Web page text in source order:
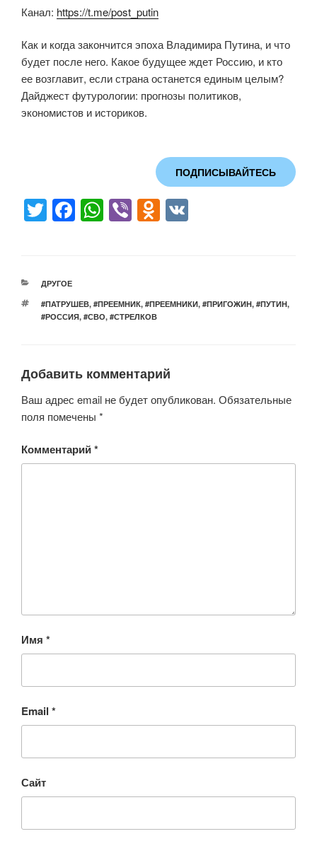
Канал: https://t.me/post_putin
Как и когда закончится эпоха Владимира Путина, и что
будет после него. Какое будущее ждет Россию, и кто
ее возглавит, если страна останется единым целым?
Дайджест футурологии: прогнозы политиков,
экономистов и историков.
ПОДПИСЫВАЙТЕСЬ
T
er
F
b
o
k
W
A
p
Vi O
kl
ni
ki
РУБРИКИ
ДРУГОЕ
МЕТКИ
#ПАТРУШЕВ, #ПРЕЕМНИК, #ПРЕЕМНИКИ, #ПРИГОЖИН, #ПУТИН,
#РОССИЯ, #СВО, #СТРЕЛКОВ
Добавить комментарий
Ваш адрес email не будет опубликован. Обязательные
поля помечены *
Комментарий*
Имя *
Email *
Сайт